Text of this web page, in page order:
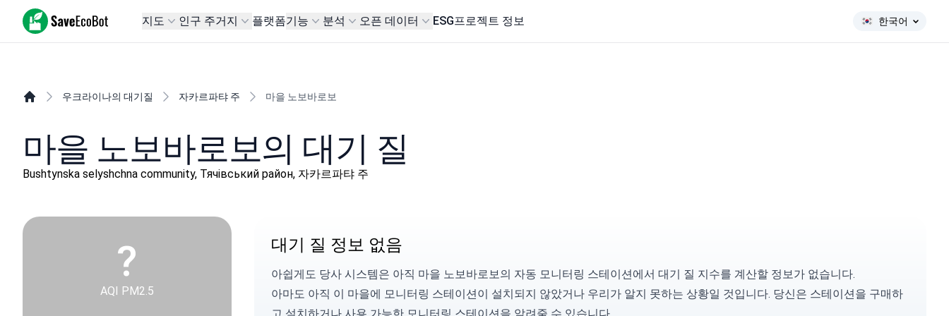
SaveEcoBot 지도 인구 주거지 플랫폼기능 분석 오픈 데이터 ESG프로젝트 정보 한국어
우크라이나의 대기질 자카르파탸 주 마을 노보바로보
마을 노보바로보의 대기 질
Bushtynska selyshchna community, Тячівський район, 자카르파탸 주
?
AQI PM2.5
대기 질 정보 없음
아쉽게도 당사 시스템은 아직 마을 노보바로보의 자동 모니터링 스테이션에서 대기 질 지수를 계산할 정보가 없습니다.
아마도 아직 이 마을에 모니터링 스테이션이 설치되지 않았거나 우리가 알지 못하는 상황일 것입니다. 당신은 스테이션을 구매하